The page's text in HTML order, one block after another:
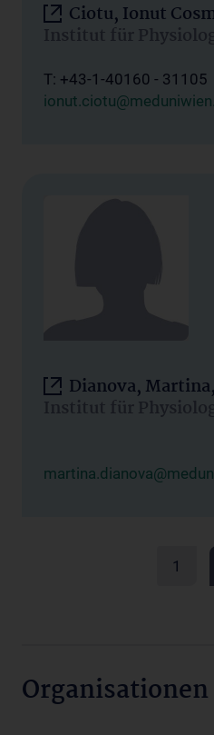
Ciotu, Ionut
Institut für
T: +43-1-40160 - 31105
Dianova, Martina,
Institut für
1
Organisationen